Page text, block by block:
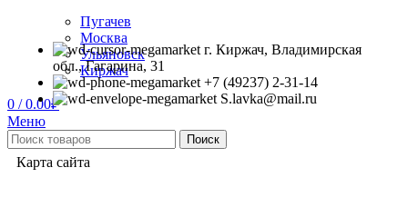
Пугачев
Москва
Ульяновск
Киржач
0 / 0.00₽
Меню
Поиск
г. Киржач, Владимирская
обл., Гагарина, 31
+7 (49237) 2-31-14
S.lavka@mail.ru
Карта сайта